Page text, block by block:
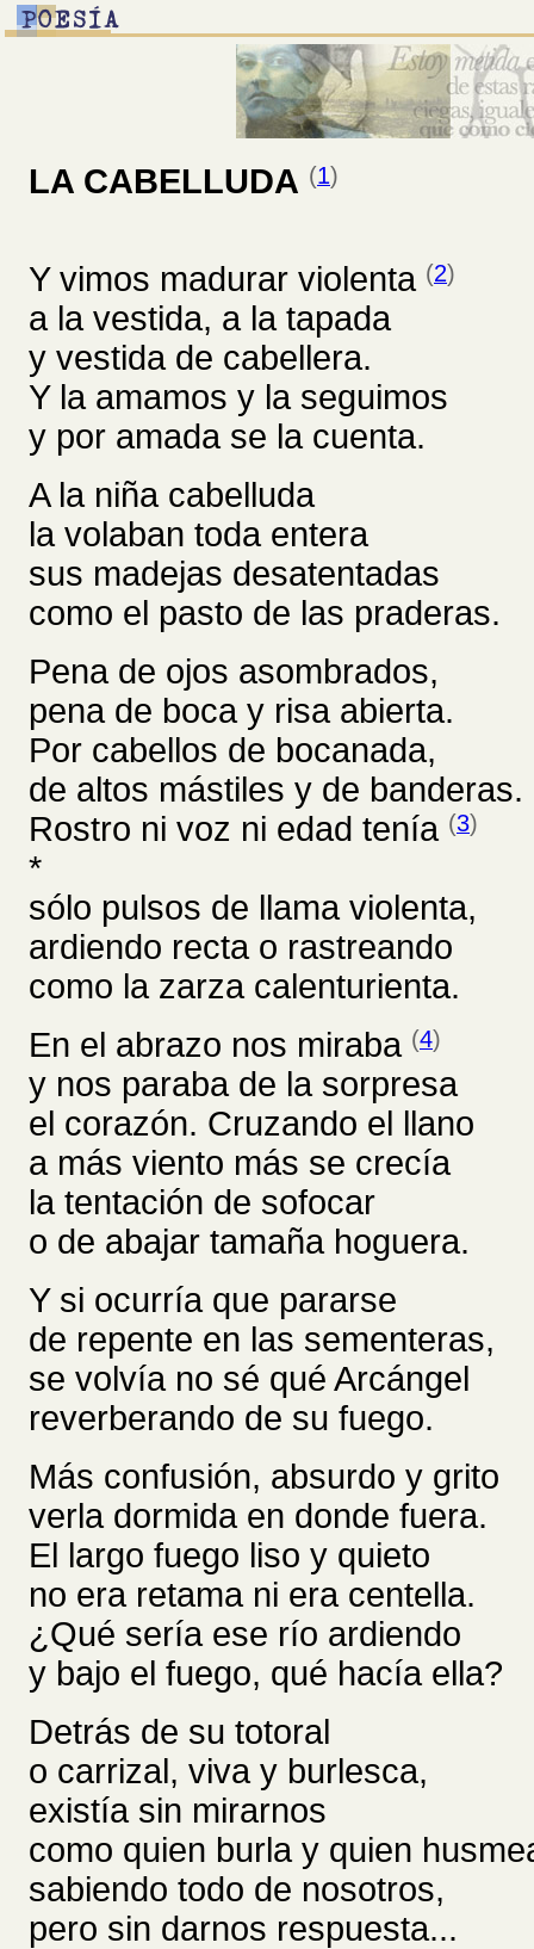
LA CABELLUDA (1)
Y vimos madurar violenta (2)
a la vestida, a la tapada
y vestida de cabellera.
Y la amamos y la seguimos
y por amada se la cuenta.
A la niña cabelluda
la volaban toda entera
sus madejas desatentadas
como el pasto de las praderas.
Pena de ojos asombrados,
pena de boca y risa abierta.
Por cabellos de bocanada,
de altos mástiles y de banderas.
Rostro ni voz ni edad tenía (3)
*
sólo pulsos de llama violenta,
ardiendo recta o rastreando
como la zarza calenturienta.
En el abrazo nos miraba (4)
y nos paraba de la sorpresa
el corazón. Cruzando el llano
a más viento más se crecía
la tentación de sofocar
o de abajar tamaña hoguera.
Y si ocurría que pararse
de repente en las sementeras,
se volvía no sé qué Arcángel
reverberando de su fuego.
Más confusión, absurdo y grito
verla dormida en donde fuera.
El largo fuego liso y quieto
no era retama ni era centella.
¿Qué sería ese río ardiendo
y bajo el fuego, qué hacía ella?
Detrás de su totoral
o carrizal, viva y burlesca,
existía sin mirarnos
como quien burla y quien
sabiendo todo de nosotros,
pero sin darnos respuesta...